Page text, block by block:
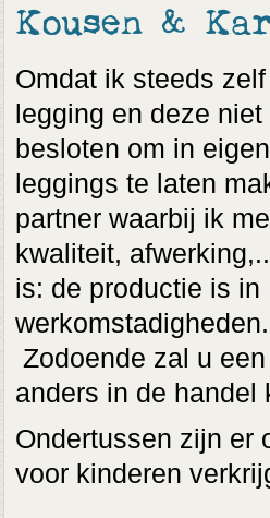
Kousen &
Omdat ik steeds
legging en deze
besloten om in
leggings te laten
partner waarbij ik
kwaliteit,
is: de productie is
Zodoende zal u
anders in de handel
Ondertussen zijn er
voor kinderen